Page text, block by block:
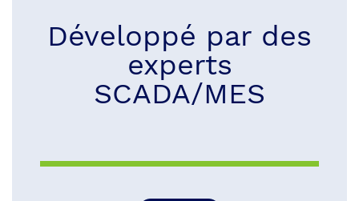
Développé par des
experts
SCADA/MES